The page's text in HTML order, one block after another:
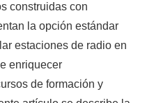
construidas con
la opción estándar
estaciones de radio en
enriquecer
de formación y